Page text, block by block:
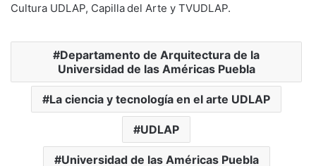
Cultura UDLAP, Capilla del Arte y TVUDLAP.
Departamento de Arquitectura de la
Universidad de las Américas Puebla
La ciencia y tecnología en el arte UDLAP
UDLAP
Universidad de las Américas Puebla